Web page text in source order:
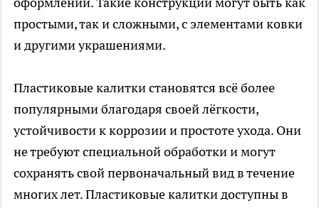
простыми, так и сложными, с элементами ковки
и другими украшениями.
Пластиковые калитки становятся всё более
популярными благодаря своей лёгкости,
устойчивости к коррозии и простоте ухода. Они
не требуют специальной обработки и могут
сохранять свой первоначальный вид в течение
многих лет. Пластиковые калитки доступны в